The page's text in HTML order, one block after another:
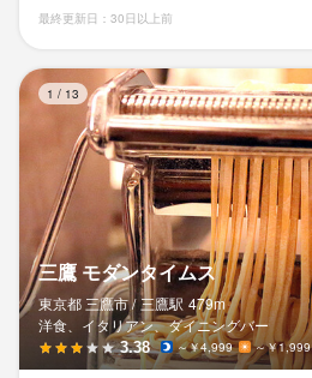
最終更新日：30日以上前
1 / 13
三鷹 モダンタイムス
東京都 三鷹市 / 三鷹駅 479m
洋食、イタリアン、ダイニングバー
3.38 ～￥4,999 ～￥1,999